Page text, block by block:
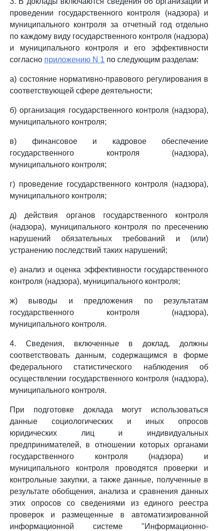
проведении государственного контроля (надзора) и
муниципального контроля за отчетный год отдельно
по каждому виду государственного контроля (надзора)
и муниципального контроля и его эффективности
согласно приложению N 1 по следующим разделам:
а) состояние нормативно-правового регулирования в
соответствующей сфере деятельности;
б) организация государственного контроля (надзора),
муниципального контроля;
в) финансовое и кадровое обеспечение
государственного контроля (надзора),
муниципального контроля;
г) проведение государственного контроля (надзора),
муниципального контроля;
д) действия органов государственного контроля
(надзора), муниципального контроля по пресечению
нарушений обязательных требований и (или)
устранению последствий таких нарушений;
е) анализ и оценка эффективности государственного
контроля (надзора), муниципального контроля;
ж) выводы и предложения по результатам
государственного контроля (надзора),
муниципального контроля.
4. Сведения, включенные в доклад, должны
соответствовать данным, содержащимся в форме
федерального статистического наблюдения об
осуществлении государственного контроля (надзора),
муниципального контроля.
При подготовке доклада могут использоваться
данные социологических и иных опросов
юридических лиц и индивидуальных
предпринимателей, в отношении которых органами
государственного контроля (надзора) и
муниципального контроля проводятся проверки и
контрольные закупки, а также данные, полученные в
результате обобщения, анализа и сравнения данных
этих опросов со сведениями из единого реестра
проверок и размещенные в автоматизированной
информационной системе "Информационно-